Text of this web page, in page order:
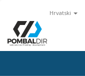
Hrvatski